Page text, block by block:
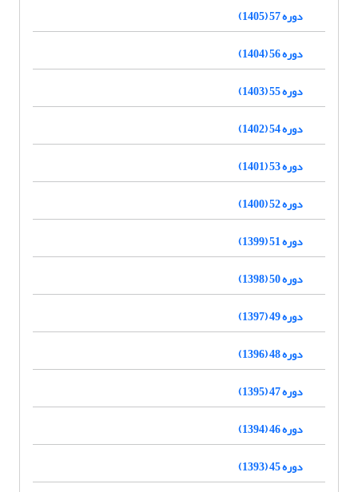
دوره 57 (1405)
دوره 56 (1404)
دوره 55 (1403)
دوره 54 (1402)
دوره 53 (1401)
دوره 52 (1400)
دوره 51 (1399)
دوره 50 (1398)
دوره 49 (1397)
دوره 48 (1396)
دوره 47 (1395)
دوره 46 (1394)
دوره 45 (1393)